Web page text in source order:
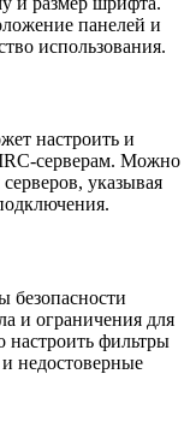
панелей и
использования.
настроить и
серверам. Можно
указывая
безопасности
и ограничения для
фильтры
недостоверные